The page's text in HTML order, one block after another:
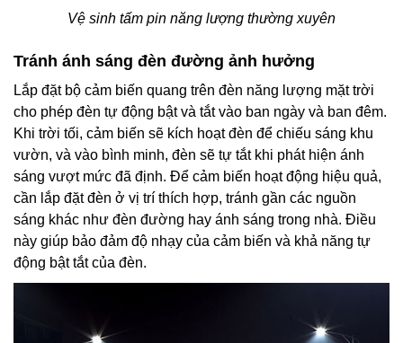
Vệ sinh tấm pin năng lượng thường xuyên
Tránh ánh sáng đèn đường ảnh hưởng
Lắp đặt bộ cảm biến quang trên đèn năng lượng mặt trời
cho phép đèn tự động bật và tắt vào ban ngày và ban đêm.
Khi trời tối, cảm biến sẽ kích hoạt đèn để chiếu sáng khu
vườn, và vào bình minh, đèn sẽ tự tắt khi phát hiện ánh
sáng vượt mức đã định. Để cảm biến hoạt động hiệu quả,
cần lắp đặt đèn ở vị trí thích hợp, tránh gần các nguồn
sáng khác như đèn đường hay ánh sáng trong nhà. Điều
này giúp bảo đảm độ nhạy của cảm biến và khả năng tự
động bật tắt của đèn.